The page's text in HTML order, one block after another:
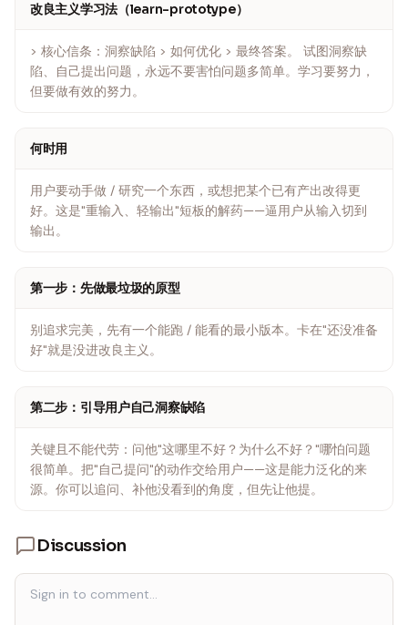
改良主义学习法（learn-prototype）
> 核心信条：洞察缺陷 > 如何优化 > 最终答案。 试图洞察缺
陷、自己提出问题，永远不要害怕问题多简单。学习要努力，
但要做有效的努力。
何时用
用户要动手做 / 研究一个东西，或想把某个已有产出改得更
好。这是"重输入、轻输出"短板的解药——逼用户从输入切到
输出。
第一步：先做最垃圾的原型
别追求完美，先有一个能跑 / 能看的最小版本。卡在"还没准备
好"就是没进改良主义。
第二步：引导用户自己洞察缺陷
关键且不能代劳：问他"这哪里不好？为什么不好？"哪怕问题
很简单。把"自己提问"的动作交给用户——这是能力泛化的来
源。你可以追问、补他没看到的角度，但先让他提。
Discussion